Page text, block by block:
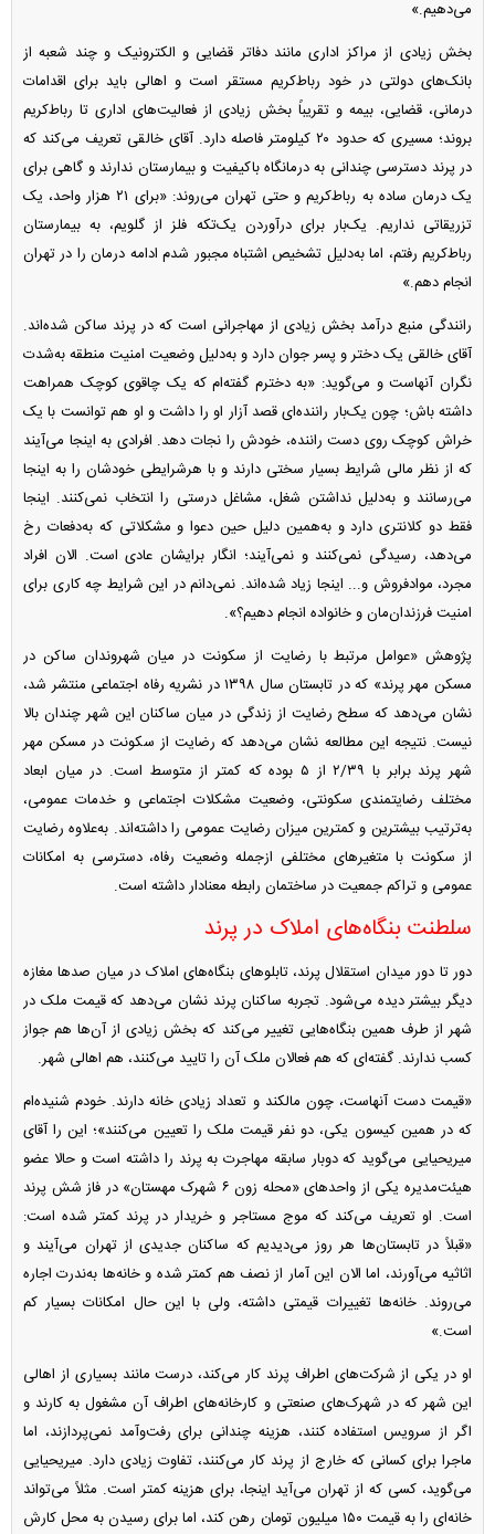
می‌دهیم.»
بخش زیادی از مراکز اداری مانند دفاتر قضایی و الکترونیک و چند شعبه از
بانک‌های دولتی در خود رباط‌کریم مستقر است و اهالی باید برای اقدامات
درمانی، قضایی، بیمه و تقریباً بخش زیادی از فعالیت‌های اداری تا رباط‌کریم
بروند؛ مسیری که حدود ۲۰ کیلومتر فاصله دارد. آقای خالقی تعریف می‌کند که
در پرند دسترسی چندانی به درمانگاه باکیفیت و بیمارستان ندارند و گاهی برای
یک درمان ساده به رباط‌کریم و حتی تهران می‌روند: «برای ۲۱ هزار واحد، یک
تزریقاتی نداریم. یک‌بار برای درآوردن یک‌تکه فلز از گلویم، به بیمارستان
رباط‌کریم رفتم، اما به‌دلیل تشخیص اشتباه مجبور شدم ادامه درمان را در تهران
انجام دهم.»
رانندگی منبع درآمد بخش زیادی از مهاجرانی است که در پرند ساکن شده‌اند.
آقای خالقی یک دختر و پسر جوان دارد و به‌دلیل وضعیت امنیت منطقه به‌شدت
نگران آنهاست و می‌گوید: «به دخترم گفته‌ام که یک چاقوی کوچک همراهت
داشته باش؛ چون یک‌بار راننده‌ای قصد آزار او را داشت و او هم توانست با یک
خراش کوچک روی دست راننده، خودش را نجات دهد. افرادی به اینجا می‌آیند
که از نظر مالی شرایط بسیار سختی دارند و با هرشرایطی خودشان را به اینجا
می‌رسانند و به‌دلیل نداشتن شغل، مشاغل درستی را انتخاب نمی‌کنند. اینجا
فقط دو کلانتری دارد و به‌همین دلیل حین دعوا و مشکلاتی که به‌دفعات رخ
می‌دهد، رسیدگی نمی‌کنند و نمی‌آیند؛ انگار برایشان عادی است. الان افراد
مجرد، موادفروش و... اینجا زیاد شده‌اند. نمی‌دانم در این شرایط چه کاری برای
امنیت فرزندان‌مان و خانواده انجام دهیم؟».
پژوهش «عوامل مرتبط با رضایت از سکونت در میان شهروندان ساکن در
مسکن مهر پرند» که در تابستان سال ۱۳۹۸ در نشریه رفاه اجتماعی منتشر شد،
نشان می‌دهد که سطح رضایت از زندگی در میان ساکنان این شهر چندان بالا
نیست. نتیجه این مطالعه نشان می‌دهد که رضایت از سکونت در مسکن مهر
شهر پرند برابر با ۲/۳۹ از ۵ بوده که کمتر از متوسط است. در میان ابعاد
مختلف رضایتمندی سکونتی، وضعیت مشکلات اجتماعی و خدمات عمومی،
به‌ترتیب بیشترین و کمترین میزان رضایت عمومی را داشته‌اند. به‌علاوه رضایت
از سکونت با متغیر‌های مختلفی ازجمله وضعیت رفاه، دسترسی به امکانات
عمومی و تراکم جمعیت در ساختمان رابطه معنادار داشته است.
سلطنت بنگاه‌های املاک در پرند
دور تا دور میدان استقلال پرند، تابلو‌های بنگاه‌های املاک در میان صد‌ها مغازه
دیگر بیشتر دیده می‌شود. تجربه ساکنان پرند نشان می‌دهد که قیمت ملک در
شهر از طرف همین بنگاه‌هایی تغییر می‌کند که بخش زیادی از آن‌ها هم جواز
کسب ندارند. گفته‌ای که هم فعالان ملک آن را تایید می‌کنند، هم اهالی شهر.
«قیمت دست آنهاست، چون مالکند و تعداد زیادی خانه دارند. خودم شنیده‌ام
که در همین کیسون یکی، دو نفر قیمت ملک را تعیین می‌کنند»؛ این را آقای
میریحیایی می‌گوید که دوبار سابقه مهاجرت به پرند را داشته است و حالا عضو
هیئت‌مدیره یکی از واحد‌های «محله زون ۶ شهرک مهستان» در فاز شش پرند
است. او تعریف می‌کند که موج مستاجر و خریدار در پرند کمتر شده است:
«قبلاً در تابستان‌ها هر روز می‌دیدیم که ساکنان جدیدی از تهران می‌آیند و
اثاثیه می‌آورند، اما الان این آمار از نصف هم کمتر شده و خانه‌ها به‌ندرت اجاره
می‌روند. خانه‌ها تغییرات قیمتی داشته، ولی با این حال امکانات بسیار کم
است.»
او در یکی از شرکت‌های اطراف پرند کار می‌کند، درست مانند بسیاری از اهالی
این شهر که در شهرک‌های صنعتی و کارخانه‌های اطراف آن مشغول به کارند و
اگر از سرویس استفاده کنند، هزینه چندانی برای رفت‌وآمد نمی‌پردازند، اما
ماجرا برای کسانی که خارج از پرند کار می‌کنند، تفاوت زیادی دارد. میریحیایی
می‌گوید، کسی که از تهران می‌آید اینجا، برای هزینه کمتر است. مثلاً می‌تواند
خانه‌ای را به قیمت ۱۵۰ میلیون تومان رهن کند، اما برای رسیدن به محل کارش